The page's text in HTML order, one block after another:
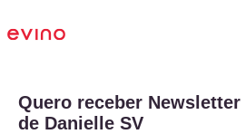
Quero receber Newsletter
de Danielle SV